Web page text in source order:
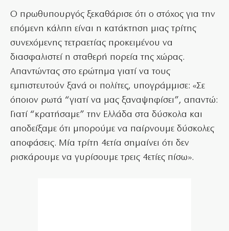
Ο πρωθυπουργός ξεκαθάρισε ότι ο στόχος για την
επόμενη κάλπη είναι η κατάκτηση μιας τρίτης
συνεχόμενης τετραετίας προκειμένου να
διασφαλιστεί η σταθερή πορεία της χώρας.
Απαντώντας στο ερώτημα γιατί να τους
εμπιστευτούν ξανά οι πολίτες, υπογράμμισε: «Σε
όποιον ρωτά “γιατί να μας ξαναψηφίσει”, απαντώ:
Γιατί “κρατήσαμε” την Ελλάδα στα δύσκολα και
αποδείξαμε ότι μπορούμε να παίρνουμε δύσκολες
αποφάσεις. Μία τρίτη 4ετία σημαίνει ότι δεν
ρισκάρουμε να γυρίσουμε τρεις 4ετίες πίσω».